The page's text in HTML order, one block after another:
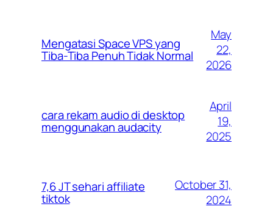
Mengatasi Space VPS yang
Tiba-Tiba Penuh Tidak Normal
May
22,
2026
cara rekam audio di desktop
menggunakan audacity
April
19,
2025
7,6 JT sehari affiliate
tiktok
October 31,
2024